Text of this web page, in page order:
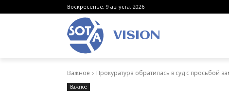
Воскресенье, 9 августа, 2026
VISION
Важное Прокуратура обратилась в суд с просьбой
Важное